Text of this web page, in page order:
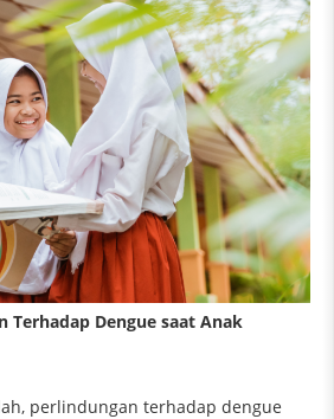
Terhadap Dengue saat Anak
perlindungan terhadap dengue